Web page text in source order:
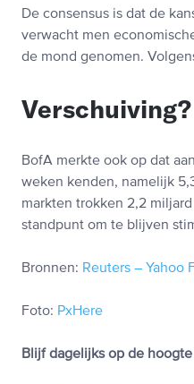
De consensus is dat de
verwacht men
de mond genomen.
Verschuiving?
BofA merkte ook op dat
weken kenden, namelijk
markten trokken 2,2
standpunt om te blijven
Bronnen: Reuters – Yahoo
Foto: PxHere
Blijf dagelijks op de